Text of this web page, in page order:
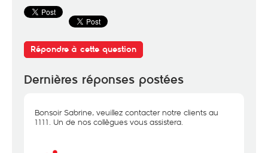
Répondre à cette question
Dernières réponses postées
Bonsoir Sabrine, veuillez contacter notre clients au
1111. Un de nos collègues vous assistera.